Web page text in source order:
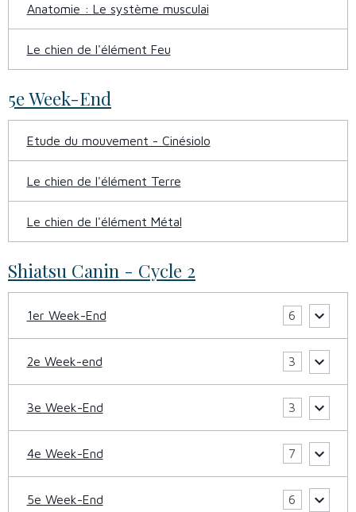
Anatomie : Le système musculai
Le chien de l'élément Feu
5e Week-End
Etude du mouvement - Cinésiolo
Le chien de l'élément Terre
Le chien de l'élément Métal
Shiatsu Canin - Cycle 2
1er Week-End 6
2e Week-end 3
3e Week-End 3
4e Week-End 7
5e Week-End 6